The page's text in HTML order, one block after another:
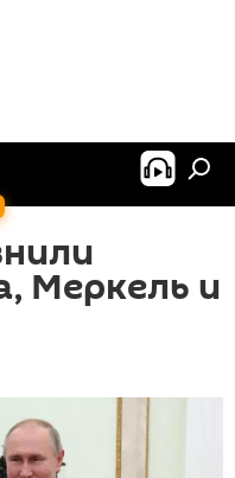
Меркель и